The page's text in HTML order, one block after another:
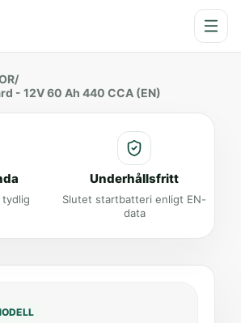
/
- 12V 60 Ah 440 CCA (EN)
Underhållsfritt
Slutet startbatteri enligt EN-
data